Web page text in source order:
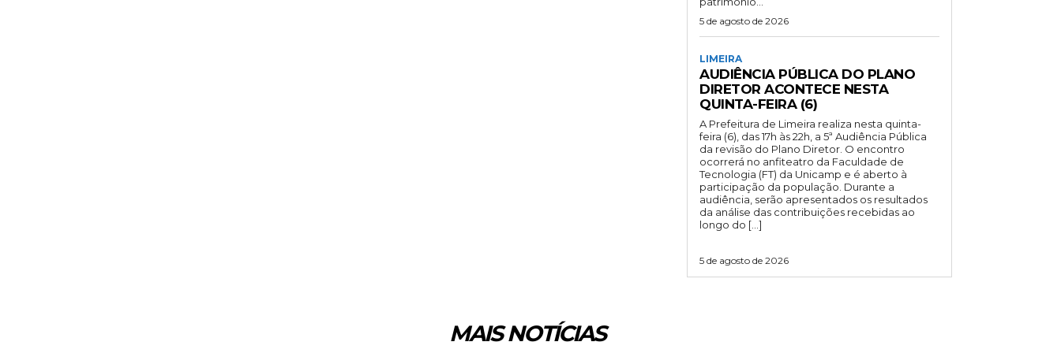
5 de agosto de 2026
LIMEIRA
AUDIÊNCIA PÚBLICA DO PLANO
DIRETOR ACONTECE NESTA
QUINTA-FEIRA (6)
A Prefeitura de Limeira realiza nesta quinta-
feira (6), das 17h às 22h, a 5ª Audiência Pública
da revisão do Plano Diretor. O encontro
ocorrerá no anfiteatro da Faculdade de
Tecnologia (FT) da Unicamp e é aberto à
participação da população. Durante a
audiência, serão apresentados os resultados
da análise das contribuições recebidas ao
longo do […]
5 de agosto de 2026
MAIS NOTÍCIAS